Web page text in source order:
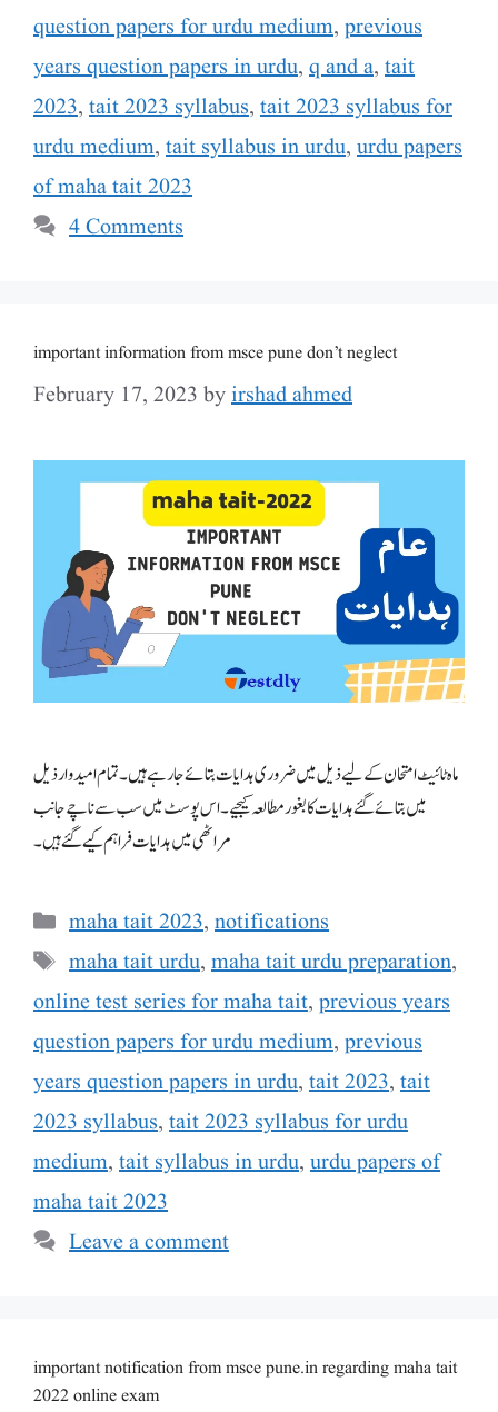
question papers for urdu medium, previous
years question papers in urdu, q and a, tait
2023, tait 2023 syllabus, tait 2023 syllabus for
urdu medium, tait syllabus in urdu, urdu papers
of maha tait 2023
4 Comments
important information from msce pune don’t neglect
February 17, 2023 byirshad ahmed
ماہ ٹائیٹ امتحان کے لیے ذیل میں ضروری ہدایات بتائے جا رہے ہیں۔ تمام امیدوار ذیل
میں بتائے گئے ہدایات کا بغور مطالعہ کیجیے۔ اس پوسٹ میں سب سے ناچے جانب
مراٹھی میں ہدایات فراہم کیے گئے ہیں ۔
Categories
maha tait 2023, notifications
Tags
maha tait urdu, maha tait urdu preparation,
online test series for maha tait, previous years
question papers for urdu medium, previous
years question papers in urdu, tait 2023, tait
2023 syllabus, tait 2023 syllabus for urdu
medium, tait syllabus in urdu, urdu papers of
maha tait 2023
Leave a comment
important notification from msce pune.in regarding maha tait
2022 online exam